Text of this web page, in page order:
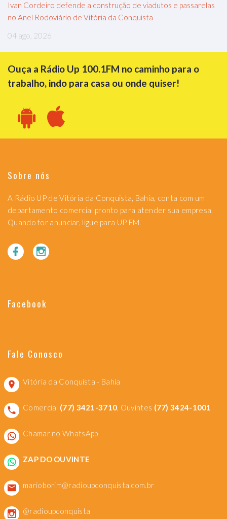
Ivan Cordeiro defende a construção de viadutos e passarelas
no Anel Rodoviário de Vitória da Conquista
04 ago, 2026
Ouça a Rádio Up 100.1FM no caminho para o
trabalho, indo para casa ou onde quiser!
Sobre nós
A Rádio UP de Vitória da Conquista, Bahia, conta com um
departamento comercial pronto para atender sua empresa.
Quando for anunciar, ligue para UP FM.
Facebook
Fale Conosco
Vitória da Conquista - Bahia
Comercial (77) 3421-3710, Ouvintes (77) 3424-1001
Chamar no WhatsApp
ZAP DO OUVINTE
marioborim@radioupconquista.com.br
@radioupconquista